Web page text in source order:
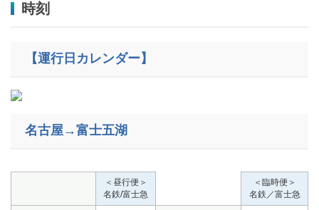
時刻
【運行日カレンダー】
名古屋→富士五湖
＜昼行便＞
名鉄/富士急
＜臨時便＞
名鉄／富士急